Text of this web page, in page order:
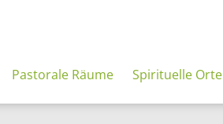
Pastorale Räume Spirituelle Orte